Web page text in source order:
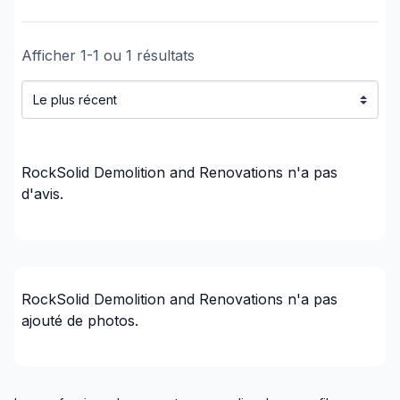
Entretien commercial
Entretien de maison
Excavation intérieure (eg: Vide sanitaire)
Fondation - Excavation
Fondation - Fissures
Gypse & Joint & Peinture
Gypse, Murs et Plafonds
Afficher 1-1 ou 1 résultats
RockSolid Demolition and Renovations n'a pas
d'avis.
RockSolid Demolition and Renovations n'a pas
ajouté de photos.